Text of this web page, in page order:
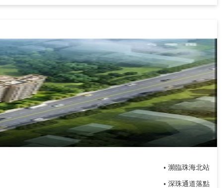
• 瀕臨珠海北站
• 深珠通道落點